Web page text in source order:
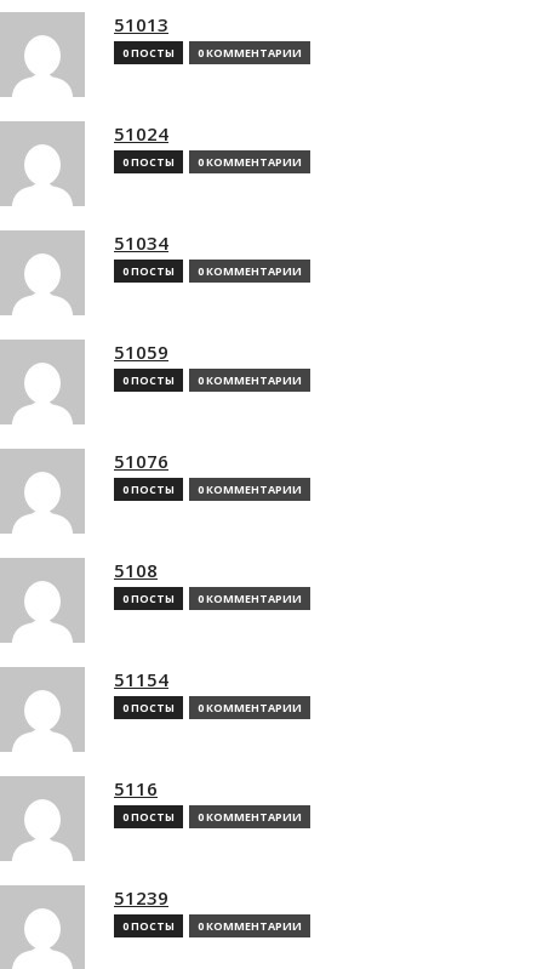
51013
0 ПОСТЫ 0 КОММЕНТАРИИ
51024
0 ПОСТЫ 0 КОММЕНТАРИИ
51034
0 ПОСТЫ 0 КОММЕНТАРИИ
51059
0 ПОСТЫ 0 КОММЕНТАРИИ
51076
0 ПОСТЫ 0 КОММЕНТАРИИ
5108
0 ПОСТЫ 0 КОММЕНТАРИИ
51154
0 ПОСТЫ 0 КОММЕНТАРИИ
5116
0 ПОСТЫ 0 КОММЕНТАРИИ
51239
0 ПОСТЫ 0 КОММЕНТАРИИ